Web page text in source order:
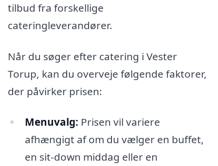
tilbud fra forskellige
cateringleverandører.
Når du søger efter catering i Vester
Torup, kan du overveje følgende faktorer,
der påvirker prisen:
Menuvalg: Prisen vil variere
afhængigt af om du vælger en buffet,
en sit-down middag eller en